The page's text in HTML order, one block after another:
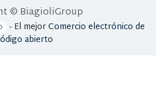
© BiagioliGroup
- El mejorComercio electrónico de
abierto